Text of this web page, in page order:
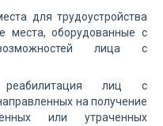
для трудоустройства
места, оборудованные с
лица с
реабилитация лиц с
на получение
или утраченных